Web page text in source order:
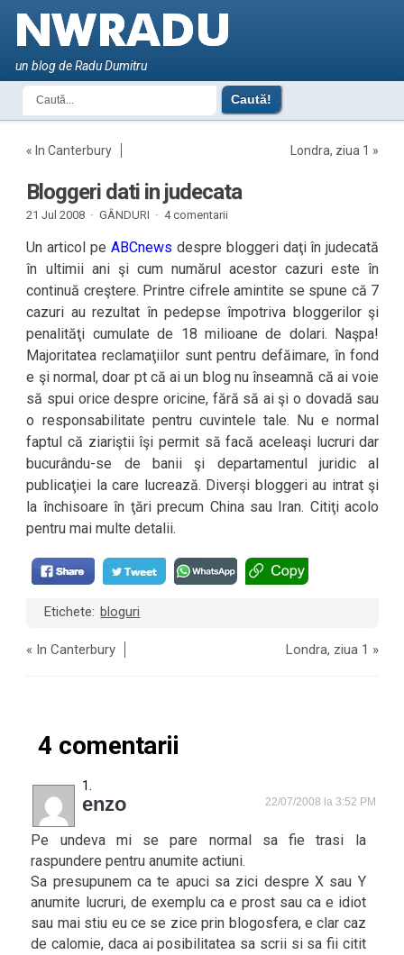
un blog de Radu Dumitru
« In Canterbury Londra, ziua 1 »
Bloggeri dati in judecata
21 Jul 2008 · GÂNDURI · 4 comentarii
Un articol peABCnews despre bloggeri daţi în judecată
în ultimii ani şi cum numărul acestor cazuri este în
continuă creştere. Printre cifrele amintite se spune că 7
cazuri au rezultat în pedepse împotriva bloggerilor şi
penalităţi cumulate de 18 milioane de dolari. Naşpa!
Majoritatea reclamaţiilor sunt pentru defăimare, în fond
e şi normal, doar pt că ai un blog nu înseamnă că ai voie
să spui orice despre oricine, fără să ai şi o dovadă sau
o responsabilitate pentru cuvintele tale. Nu e normal
faptul că ziariştii îşi permit să facă aceleaşi lucruri dar
bucurându-se de banii şi departamentul juridic al
publicaţiei la care lucrează. Diverşi bloggeri au intrat şi
la închisoare în ţări precum China sau Iran. Citiţi acolo
pentru mai multe detalii.
Etichete: bloguri
« In Canterbury Londra, ziua 1 »
4 comentarii
enzo 22/07/2008 la 3:52 PM
Pe undeva mi se pare normal sa fie trasi la
raspundere pentru anumite actiuni.
Sa presupunem ca te apuci sa zici despre X sau Y
anumite lucruri, de exemplu ca e prost sau ca e idiot
sau mai stiu eu ce se zice prin blogosfera, e clar caz
de calomie, daca ai posibilitatea sa scrii si sa fii citit